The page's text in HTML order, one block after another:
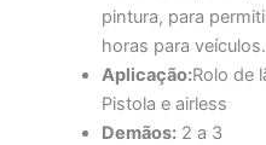
pintura, para
horas para veículos.
Aplicação:Rolo de
Pistola e airless
Demãos:2 a 3